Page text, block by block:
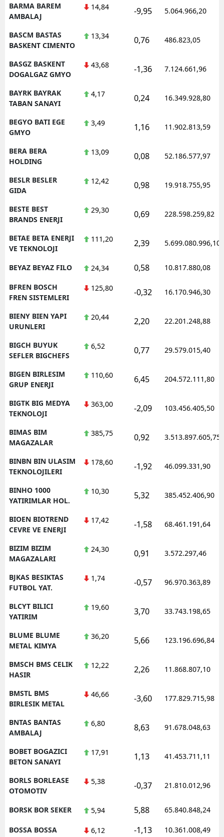
BARMA BAREM
AMBALAJ
14,84 -9,95 5.064.966,20
BASCM BASTAS
BASKENT CIMENTO
13,34 0,76 486.823,05
BASGZ BASKENT
DOGALGAZ GMYO
43,68 -1,36 7.124.661,96
BAYRK BAYRAK
TABAN SANAYI
4,17 0,24 16.349.928,80
BEGYO BATI EGE
GMYO
3,49 1,16 11.902.813,59
BERA BERA
HOLDING
13,09 0,08 52.186.577,97
BESLR BESLER
GIDA
12,42 0,98 19.918.755,95
BESTE BEST
BRANDS ENERJI
29,30 0,69 228.598.259,82
BETAE BETA ENERJI
VE TEKNOLOJI
111,20 2,39 5.699.080.996,10
BEYAZ BEYAZ FILO 24,34 0,58 10.817.880,08
BFREN BOSCH
FREN SISTEMLERI
125,80 -0,32 16.170.946,30
BIENY BIEN YAPI
URUNLERI
20,44 2,20 22.201.248,88
BIGCH BUYUK
SEFLER BIGCHEFS
6,52 0,77 29.579.015,40
BIGEN BIRLESIM
GRUP ENERJI
110,60 6,45 204.572.111,80
BIGTK BIG MEDYA
TEKNOLOJI
363,00 -2,09 103.456.405,50
BIMAS BIM
MAGAZALAR
385,75 0,92 3.513.897.605,75
BINBN BIN ULASIM
TEKNOLOJILERI
178,60 -1,92 46.099.331,90
BINHO 1000
YATIRIMLAR HOL.
10,30 5,32 385.452.406,90
BIOEN BIOTREND
CEVRE VE ENERJI
17,42 -1,58 68.461.191,64
BIZIM BIZIM
MAGAZALARI
24,30 0,91 3.572.297,46
BJKAS BESIKTAS
FUTBOL YAT.
1,74 -0,57 96.970.363,89
BLCYT BILICI
YATIRIM
19,60 3,70 33.743.198,65
BLUME BLUME
METAL KIMYA
36,20 5,66 123.196.696,84
BMSCH BMS CELIK
HASIR
12,22 2,26 11.868.807,10
BMSTL BMS
BIRLESIK METAL
46,66 -3,60 177.829.715,98
BNTAS BANTAS
AMBALAJ
6,80 8,63 91.678.048,63
BOBET BOGAZICI
BETON SANAYI
17,91 1,13 41.453.711,11
BORLS BORLEASE
OTOMOTIV
5,38 -0,37 21.810.012,96
BORSK BOR SEKER 5,94 5,88 65.840.848,24
BOSSA BOSSA 6,12 -1,13 10.361.008,49